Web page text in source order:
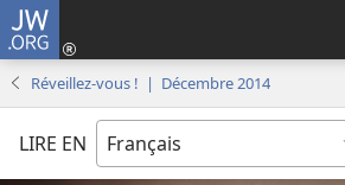
JW.ORG
Réveillez-vous ! | Décembre 2014
LIRE EN